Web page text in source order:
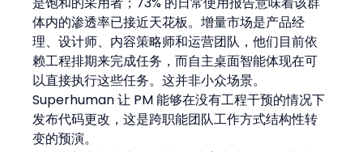
体内的渗透率已接近天花板。增量市场是产品经
理、设计师、内容策略师和运营团队，他们目前依
赖工程排期来完成任务，而自主桌面智能体现在可
以直接执行这些任务。这并非小众场景。
Superhuman 让 PM 能够在没有工程干预的情况下
发布代码更改，这是跨职能团队工作方式结构性转
变的预演。